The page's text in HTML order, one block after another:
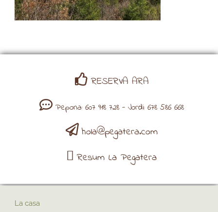
RESERVA ARA
Pepona: 607 918 728 - Jordi: 678 586 668
hola@pegatera.com
Resum La Pegatera
La casa